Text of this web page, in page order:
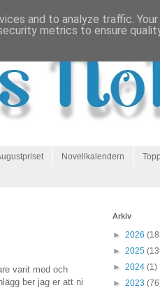
Novellkalendern
varit med och
ber jag er att ni
Arkiv
► 2026
► 2025
► 2024 (1)
► 2023
and to analyze traffic.
metrics to ensure